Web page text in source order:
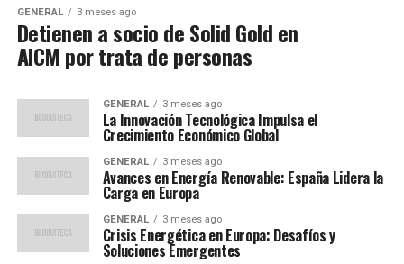
GENERAL 3 meses ago
Detienen a socio de Solid Gold en
AICM por trata de personas
GENERAL 3 meses ago
La Innovación Tecnológica Impulsa el
Crecimiento Económico Global
GENERAL 3 meses ago
Avances en Energía Renovable: España Lidera la
Carga en Europa
GENERAL 3 meses ago
Crisis Energética en Europa: Desafíos y
Soluciones Emergentes